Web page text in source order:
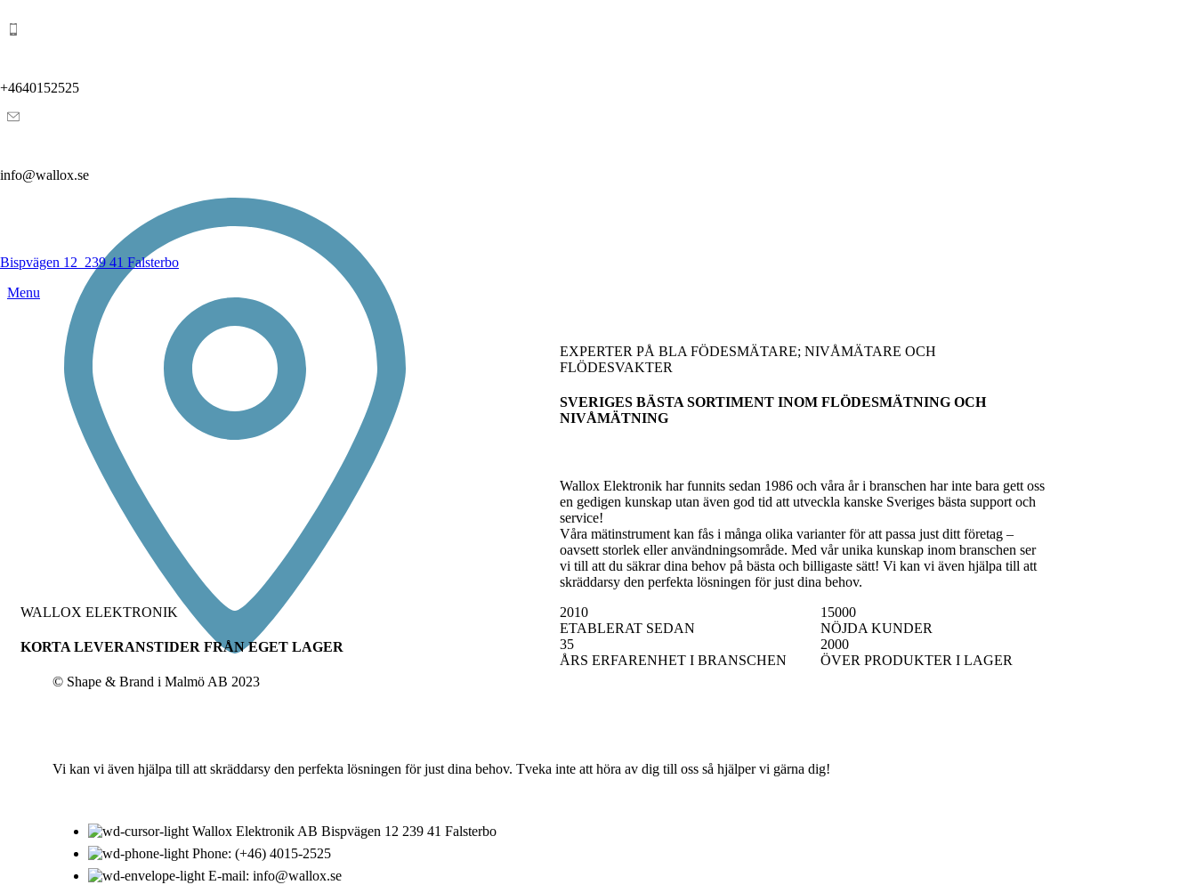
+4640152525
info@wallox.se
Bispvägen 12 239 41 Falsterbo
Menu
EXPERTER PÅ BLA FÖDESMÄTARE; NIVÅMÄTARE OCH
FLÖDESVAKTER
SVERIGES BÄSTA SORTIMENT INOM FLÖDESMÄTNING OCH
NIVÅMÄTNING
Wallox Elektronik har funnits sedan 1986 och våra år i branschen har inte bara gett oss
en gedigen kunskap utan även god tid att utveckla kanske Sveriges bästa support och
service!
Våra mätinstrument kan fås i många olika varianter för att passa just ditt företag –
oavsett storlek eller användningsområde. Med vår unika kunskap inom branschen ser
vi till att du säkrar dina behov på bästa och billigaste sätt! Vi kan vi även hjälpa till att
skräddarsy den perfekta lösningen för just dina behov.
WALLOX ELEKTRONIK
KORTA LEVERANSTIDER FRÅN EGET LAGER
2010
ETABLERAT SEDAN
15000
NÖJDA KUNDER
35
ÅRS ERFARENHET I BRANSCHEN
2000
ÖVER PRODUKTER I LAGER
© Shape & Brand i Malmö AB 2023
Vi kan vi även hjälpa till att skräddarsy den perfekta lösningen för just dina behov. Tveka inte att höra av dig till oss så hjälper vi gärna dig!
Wallox Elektronik AB Bispvägen 12 239 41 Falsterbo
Phone: (+46) 4015-2525
E-mail: info@wallox.se